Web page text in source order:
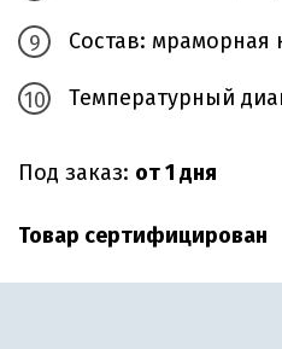
Состав: мраморная
Температурный
Под заказ: от 1 дня
Товар сертифицирован